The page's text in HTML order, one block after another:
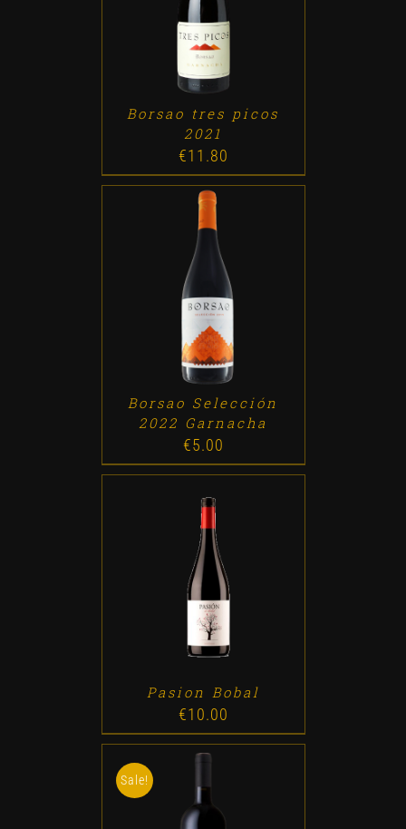
Borsao tres picos
2021
€11.80
ADD TO CART DETALLES
Borsao Selección
2022 Garnacha
€5.00
ADD TO CART DETALLES
Pasion Bobal
€10.00
Sale!